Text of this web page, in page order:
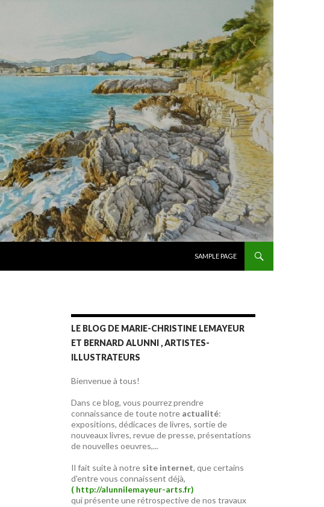
SAMPLE PAGE
LE BLOG DE MARIE-CHRISTINE LEMAYEUR
ET BERNARD ALUNNI , ARTISTES-
ILLUSTRATEURS
Bienvenue à tous!
Dans ce blog, vous pourrez prendre
connaissance de toute notre actualité:
expositions, dédicaces de livres, sortie de
nouveaux livres, revue de presse, présentations
de nouvelles oeuvres,...
Il fait suite à notre site internet, que certains
d'entre vous connaissent déjà,
( http://alunnilemayeur-arts.fr)
qui présente une rétrospective de nos travaux